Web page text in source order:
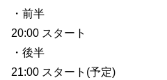
・前半
20:00 スタート
・後半
21:00 スタート(予定)